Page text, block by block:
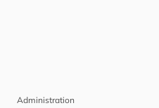
Administration